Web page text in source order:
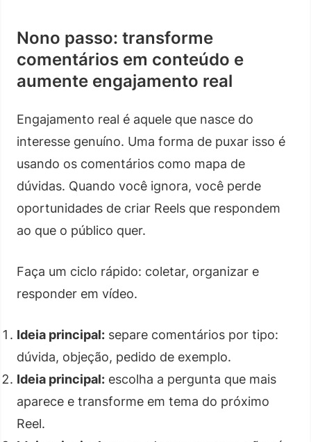
Nono passo: transforme
comentários em conteúdo e
aumente engajamento real
Engajamento real é aquele que nasce do
interesse genuíno. Uma forma de puxar isso é
usando os comentários como mapa de
dúvidas. Quando você ignora, você perde
oportunidades de criar Reels que respondem
ao que o público quer.
Faça um ciclo rápido: coletar, organizar e
responder em vídeo.
Ideia principal: separe comentários por tipo:
dúvida, objeção, pedido de exemplo.
Ideia principal: escolha a pergunta que mais
aparece e transforme em tema do próximo
Reel.